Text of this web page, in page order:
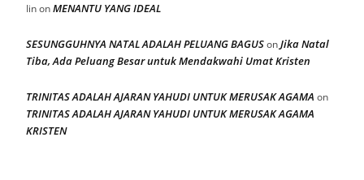
IinonMENANTU YANG IDEAL
SESUNGGUHNYA NATAL ADALAH PELUANG BAGUSonJika Natal
Tiba, Ada Peluang Besar untuk Mendakwahi Umat Kristen
TRINITAS ADALAH AJARAN YAHUDI UNTUK MERUSAK AGAMA on
TRINITAS ADALAH AJARAN YAHUDI UNTUK MERUSAK AGAMA
KRISTEN